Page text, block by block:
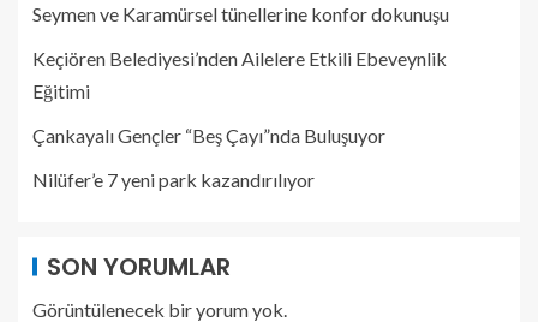
Seymen ve Karamürsel tünellerine konfor dokunuşu
Keçiören Belediyesi’nden Ailelere Etkili Ebeveynlik
Eğitimi
Çankayalı Gençler “Beş Çayı”nda Buluşuyor
Nilüfer’e 7 yeni park kazandırılıyor
SON YORUMLAR
Görüntülenecek bir yorum yok.